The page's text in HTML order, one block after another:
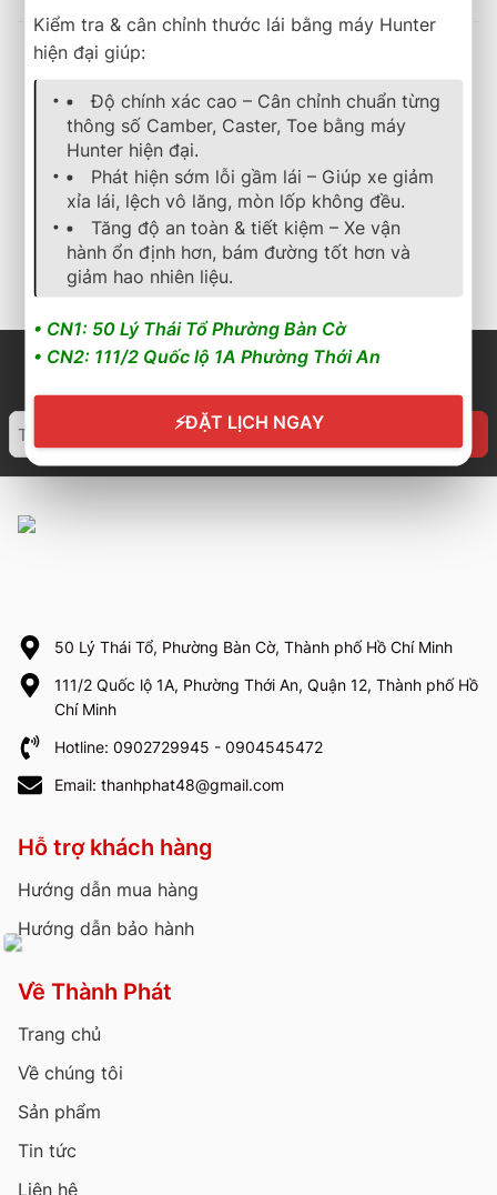
Sản phẩm tương tự
lốp xe michelin, energy,mặc định
Lốp Xe MICHELIN 185/60R14 82H Energy XM 2+
2.030.000₫
Cần nhận báo giá mới
nhất? Nhấn vào đây để
trao đổi ngay
lốp xe michelin , energy
Lốp Xe MICHELIN 175/
1.858.000₫
Cần nhận báo giá mới
Kiểm tra & cân chỉnh thước lái bằng máy Hunter
hiện đại giúp:
Độ chính xác cao – Cân chỉnh chuẩn từng
thông số Camber, Caster, Toe bằng máy
Hunter hiện đại.
Phát hiện sớm lỗi gầm lái – Giúp xe giảm
xỉa lái, lệch vô lăng, mòn lốp không đều.
Tăng độ an toàn & tiết kiệm – Xe vận
hành ổn định hơn, bám đường tốt hơn và
giảm hao nhiên liệu.
• CN1: 50 Lý Thái Tổ Phường Bàn Cờ
• CN2: 111/2 Quốc lộ 1A Phường Thới An
⚡ĐẶT LỊCH NGAY
50 Lý Thái Tổ, Phường Bàn Cờ, Thành phố Hồ Chí Minh
111/2 Quốc lộ 1A, Phường Thới An, Quận 12, Thành phố Hồ
Chí Minh
Hotline: 0902729945 - 0904545472
Email: thanhphat48@gmail.com
Hỗ trợ khách hàng
Hướng dẫn mua hàng
Hướng dẫn bảo hành
Về Thành Phát
Trang chủ
Về chúng tôi
Sản phẩm
Tin tức
Liên hệ